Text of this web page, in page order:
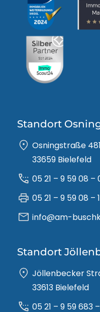
Standort
Osningstraße 481
33659 Bielefeld
05 21 – 9 59 08 –
05 21 – 9 59 08 –
info@am-
Standort
Jöllenbecker
33613 Bielefeld
05 21 – 9 59 683